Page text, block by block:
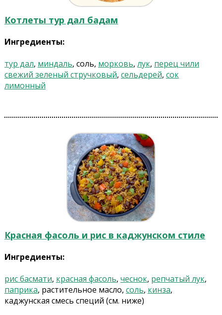
Котлеты тур дал бадам
Ингредиенты:
тур дал, миндаль, соль, морковь, лук, перец чили
свежий зеленый стручковый, сельдерей, сок
лимонный
Красная фасоль и рис в каджунском стиле
Ингредиенты:
рис басмати, красная фасоль, чеснок, репчатый лук,
паприка, растительное масло, соль, кинза,
каджунская смесь специй (см. ниже)